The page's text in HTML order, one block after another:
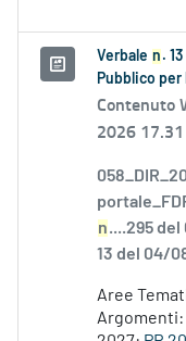
Verbale n .
Pubblico
Contenuto
2026 17.31
n....295
13 del 04/
Aree
Argomenti: